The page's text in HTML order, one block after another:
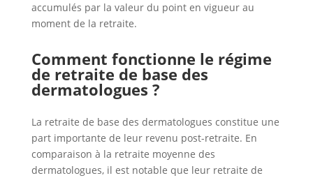
accumulés par la valeur du point en vigueur au
moment de la retraite.
Comment fonctionne le régime
de retraite de base des
dermatologues ?
La retraite de base des dermatologues constitue une
part importante de leur revenu post-retraite. En
comparaison à la retraite moyenne des
dermatologues, il est notable que leur retraite de